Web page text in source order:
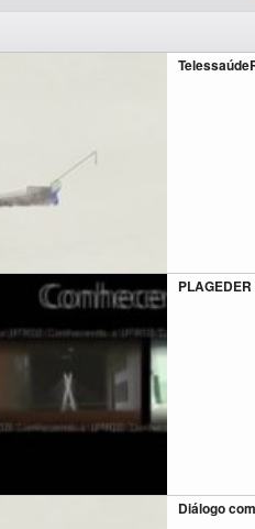
PLAGEDER
Diálogo